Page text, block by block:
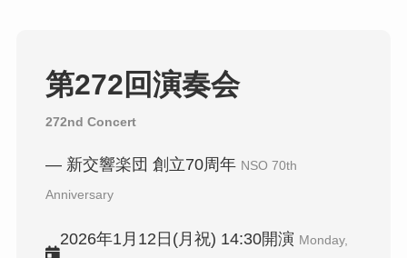
第272回演奏会
272nd Concert
― 新交響楽団 創立70周年 NSO 70th
Anniversary
2026年1月12日(月祝) 14:30開演 Monday,